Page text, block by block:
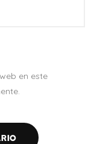
en este